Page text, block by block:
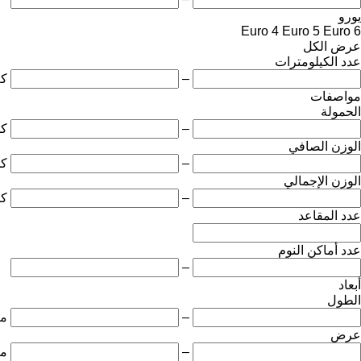
يورو
Euro 4 Euro 5 Euro 6
عرض الكل
عدد الكيلومترات
–
مواصفات
الحمولة
–
الوزن الصافي
–
الوزن الإجمالي
–
عدد المقاعد
عدد أماكن النوم
–
أبعاد
الطول
–
عرض
–